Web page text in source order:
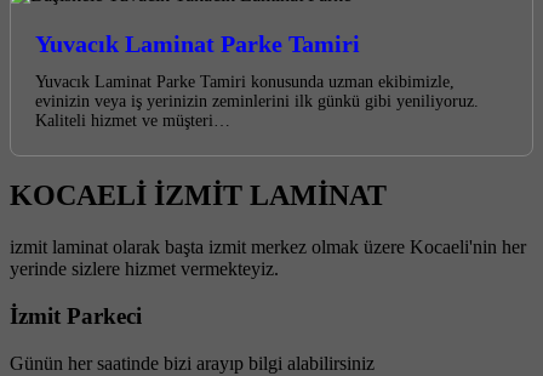
Yuvacık Laminat Parke Tamiri
Yuvacık Laminat Parke Tamiri konusunda uzman ekibimizle,
evinizin veya iş yerinizin zeminlerini ilk günkü gibi yeniliyoruz.
Kaliteli hizmet ve müşteri…
KOCAELİ İZMİT LAMİNAT
izmit laminat olarak başta izmit merkez olmak üzere Kocaeli'nin her
yerinde sizlere hizmet vermekteyiz.
İzmit Parkeci
Günün her saatinde bizi arayıp bilgi alabilirsiniz